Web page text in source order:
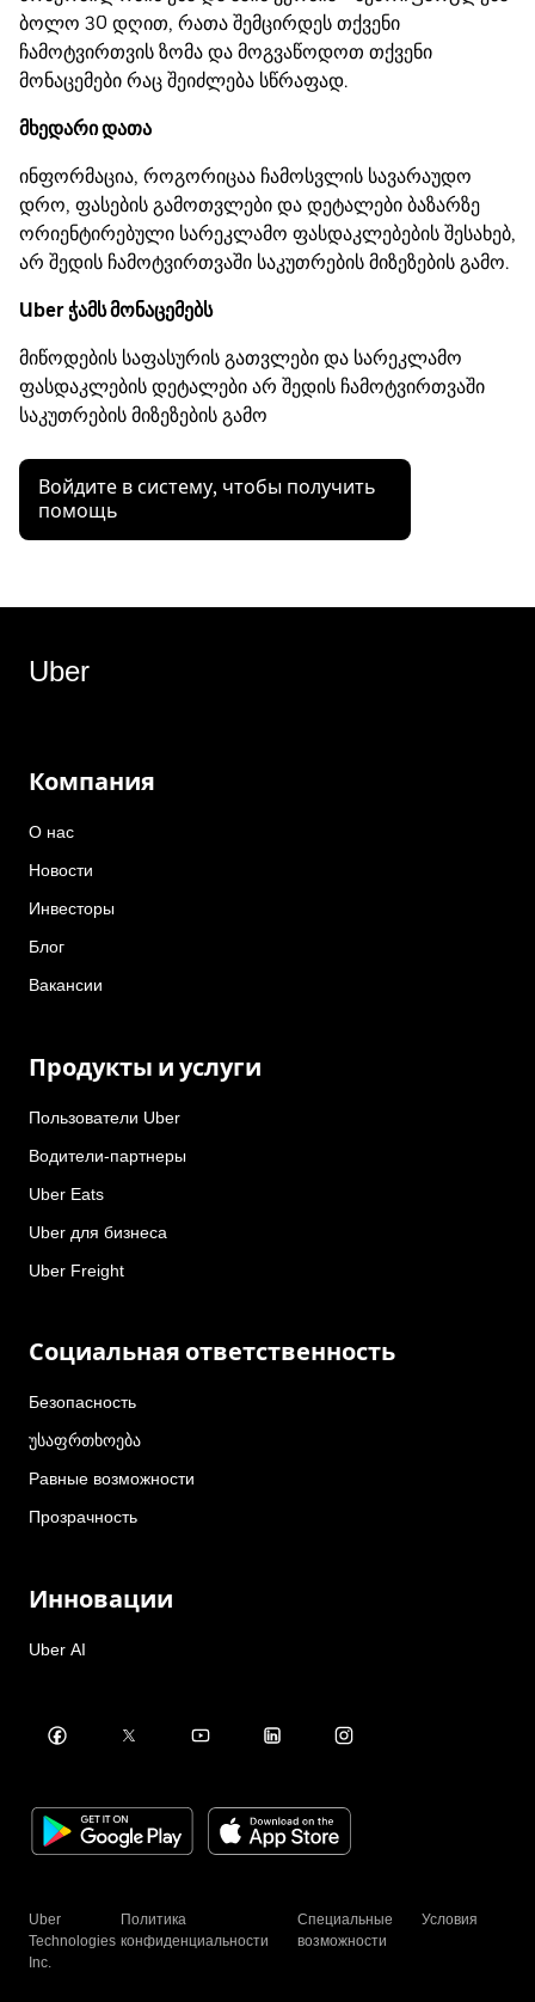
ბოლო 30 დღით, რათა შემცირდეს თქვენი
ჩამოტვირთვის ზომა და მოგვაწოდოთ თქვენი
მონაცემები რაც შეიძლება სწრაფად.
მხედარი დათა
ინფორმაცია, როგორიცაა ჩამოსვლის სავარაუდო
დრო, ფასების გამოთვლები და დეტალები ბაზარზე
ორიენტირებული სარეკლამო ფასდაკლებების შესახებ,
არ შედის ჩამოტვირთვაში საკუთრების მიზეზების გამო.
Uber ჭამს მონაცემებს
მიწოდების საფასურის გათვლები და სარეკლამო
ფასდაკლების დეტალები არ შედის ჩამოტვირთვაში
საკუთრების მიზეზების გამო
Войдите в систему, чтобы получить
помощь
Uber
Компания
О нас
Новости
Инвесторы
Блог
Вакансии
Продукты и услуги
Пользователи Uber
Водители-партнеры
Uber Eats
Uber для бизнеса
Uber Freight
Социальная ответственность
Безопасность
უსაფრთხოება
Равные возможности
Прозрачность
Инновации
Uber AI
Uber
Technologies
Inc.
Политика
конфиденциальности
Специальные
возможности
Условия